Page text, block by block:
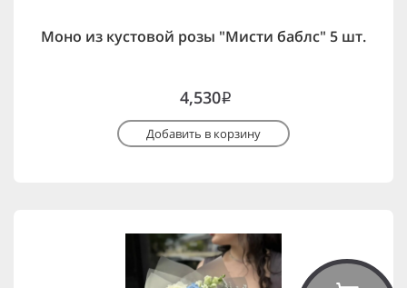
Моно из кустовой розы "Мисти баблс" 5 шт.
4,530i
Добавить в корзину